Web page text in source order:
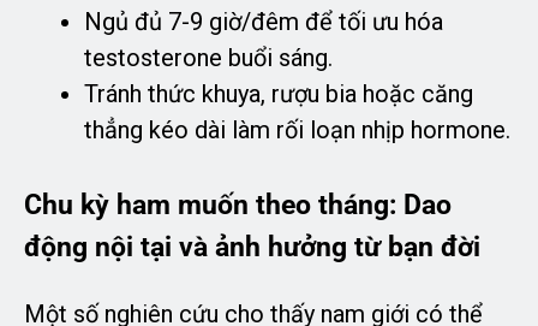
Ngủ đủ 7-9 giờ/đêm để tối ưu hóa
testosterone buổi sáng.
Tránh thức khuya, rượu bia hoặc căng
thẳng kéo dài làm rối loạn nhịp hormone.
Chu kỳ ham muốn theo tháng: Dao
động nội tại và ảnh hưởng từ bạn đời
Một số nghiên cứu cho thấy nam giới có thể